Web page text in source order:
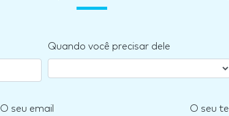
Quando você precisar dele
O seu email O seu